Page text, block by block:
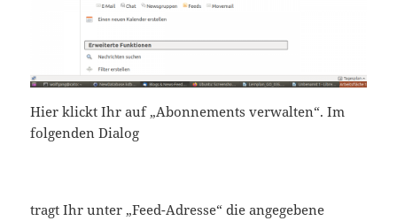
Hier klickt Ihr auf „Abonnements verwalten“. Im
folgenden Dialog
tragt Ihr unter „Feed-Adresse“ die angegebene